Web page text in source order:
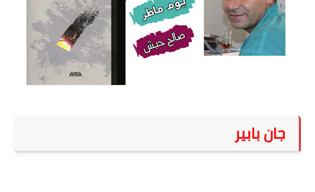
منوعات
على مقام سبا
فيديوهات
جان بابير